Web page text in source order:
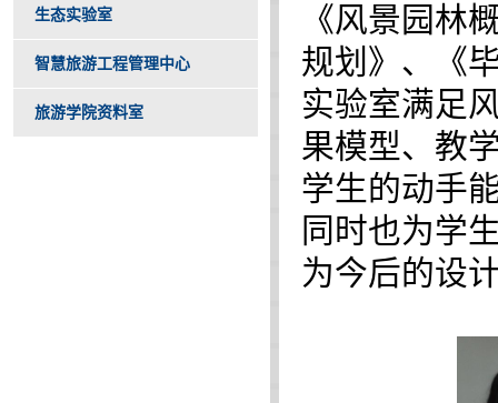
生态实验室
智慧旅游工程管理中心
旅游学院资料室
《风景园林
规划》、《
实验室满足
果模型、教
学生的动手
同时也为学
为今后的设